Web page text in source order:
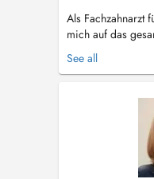
Als Fachzahnarzt
mich auf das
Eingriffe im
zählen
weitere
See all